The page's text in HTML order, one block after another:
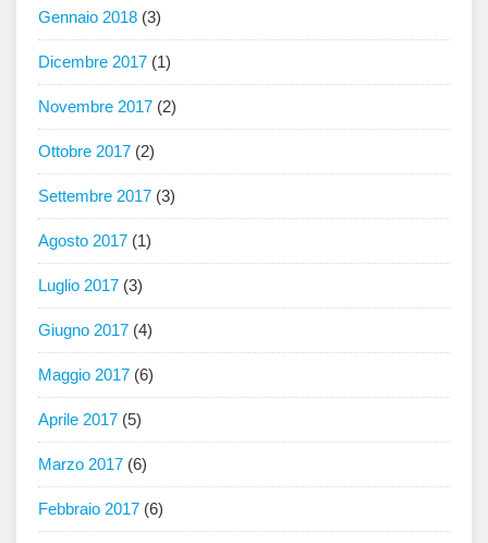
Gennaio 2018 (3)
Dicembre 2017 (1)
Novembre 2017 (2)
Ottobre 2017 (2)
Settembre 2017 (3)
Agosto 2017 (1)
Luglio 2017 (3)
Giugno 2017 (4)
Maggio 2017 (6)
Aprile 2017 (5)
Marzo 2017 (6)
Febbraio 2017 (6)